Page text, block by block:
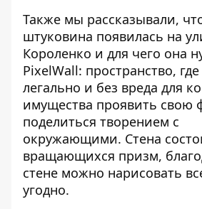
Также мы рассказывали,
штуковина появилась на
Короленко и для чего она
PixelWall: пространство,
легально и без вреда для
имущества проявить свою
поделиться творением с
окружающими. Стена
вращающихся призм,
стене можно нарисовать
угодно.